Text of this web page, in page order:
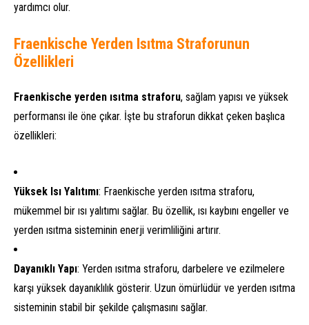
yardımcı olur.
Fraenkische Yerden Isıtma Straforunun
Özellikleri
Fraenkische yerden ısıtma straforu, sağlam yapısı ve yüksek
performansı ile öne çıkar. İşte bu straforun dikkat çeken başlıca
özellikleri:
Yüksek Isı Yalıtımı: Fraenkische yerden ısıtma straforu,
mükemmel bir ısı yalıtımı sağlar. Bu özellik, ısı kaybını engeller ve
yerden ısıtma sisteminin enerji verimliliğini artırır.
Dayanıklı Yapı: Yerden ısıtma straforu, darbelere ve ezilmelere
karşı yüksek dayanıklılık gösterir. Uzun ömürlüdür ve yerden ısıtma
sisteminin stabil bir şekilde çalışmasını sağlar.